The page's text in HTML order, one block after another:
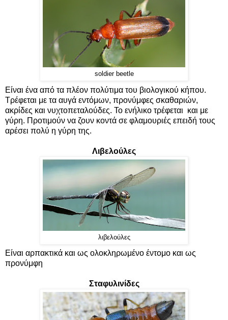
soldier beetle
Eίναι ένα από τα πλέον πολύτιμα του βιολογικού κήπου.
Τρέφεται με τα αυγά εντόμων, προνύμφες σκαθαριών,
ακρίδες και νυχτοπεταλούδες. Το ενήλικο τρέφεται και με
γύρη. Προτιμούν να ζουν κοντά σε φλαμουριές επειδή τους
αρέσει πολύ η γύρη της.
Λιβελούλες
λιβελούλες
Είναι αρπακτικά και ως ολοκληρωμένο έντομο και ως
προνύμφη
Σταφυλινίδες